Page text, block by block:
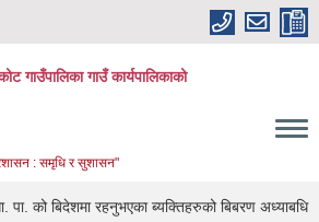
गाउँपालिका गाउँ कार्यपालिकाको
: समृधि र सुशासन"
पा. को बिदेशमा रहनुभएका ब्यक्तिहरुको बिबरण अध्याबधि